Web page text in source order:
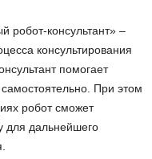
робот-консультант» –
консультирования
помогает
При этом
робот сможет
для дальнейшего